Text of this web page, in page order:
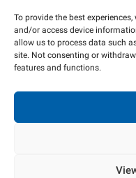
To provide the best
and/or access device
allow us to process data such
site. Not consenting or
features and functions.
НОВИНИ
Зображення товарів на
За потреби ми